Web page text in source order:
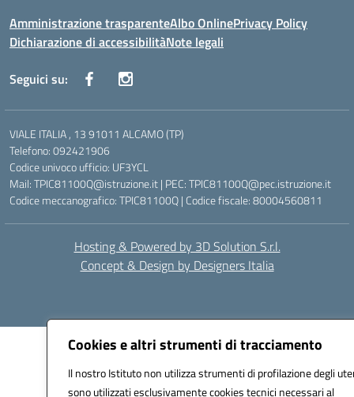
Cookies e altri strumenti di tracciamento
Il nostro Istituto non utilizza strumenti di profilazione degli
sono utilizzati esclusivamente cookies tecnici necessari al
Amministrazione trasparenteAlbo OnlinePrivacy Policy
Dichiarazione di accessibilitàNote legali
Seguici su:
VIALE ITALIA , 13 91011 ALCAMO (TP)
Telefono: 092421906
Codice univoco ufficio: UF3YCL
Mail: TPIC81100Q@istruzione.it | PEC: TPIC81100Q@pec.istruzione.it
Codice meccanografico: TPIC81100Q | Codice fiscale: 80004560811
Hosting & Powered by 3D Solution S.r.l.
Concept & Design by Designers Italia